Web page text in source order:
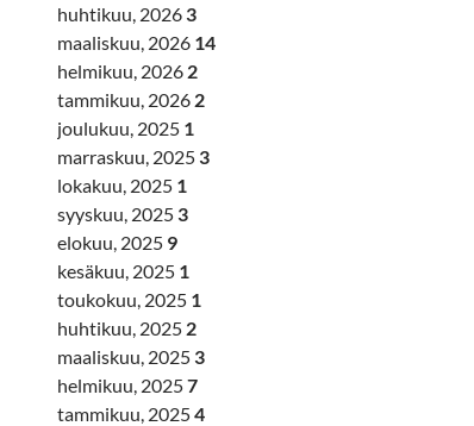
huhtikuu, 2026 3
maaliskuu, 2026 14
helmikuu, 2026 2
tammikuu, 2026 2
joulukuu, 2025 1
marraskuu, 2025 3
lokakuu, 2025 1
syyskuu, 2025 3
elokuu, 2025 9
kesäkuu, 2025 1
toukokuu, 2025 1
huhtikuu, 2025 2
maaliskuu, 2025 3
helmikuu, 20257
tammikuu, 20254